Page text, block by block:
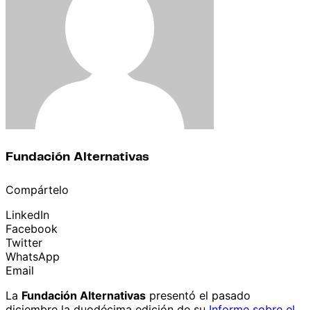
Fundación Alternativas
Compártelo
LinkedIn
Facebook
Twitter
WhatsApp
Email
La Fundación Alternativas presentó el pasado